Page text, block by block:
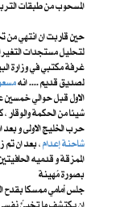
المسحوب من طبقات
حين قاربت ان انتهي من
لتحليل مستجدات
غرفة مكتبي في وزارة
لصديق قديم .... انه
الاول قبل حوالي
حرب الخليج الاولى و
شاحنة إعدام، بعد ان
الممزقة و قدميه
بصورة مُهينة
جلس أمامي ممسكا بقدح